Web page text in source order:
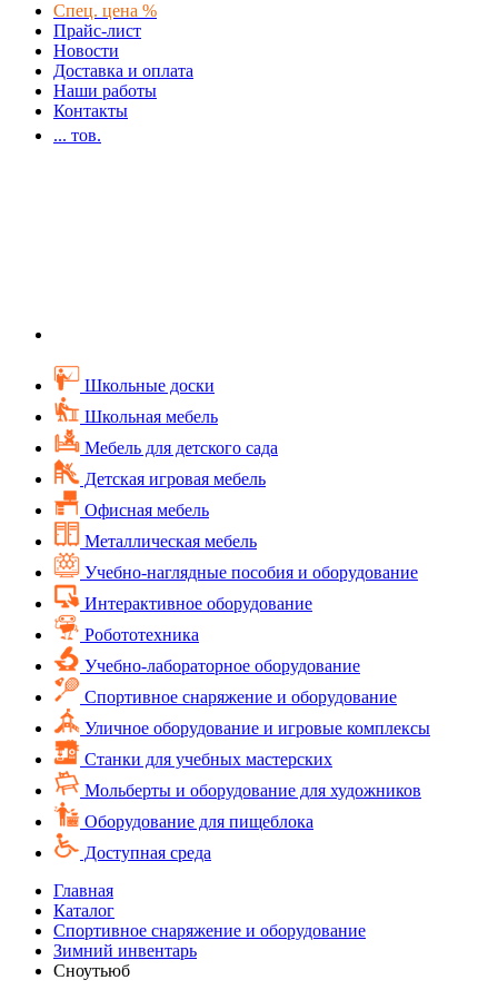
Спец. цена %
Прайс-лист
Новости
Доставка и оплата
Наши работы
Контакты
... тов.
Школьные доски
Школьная мебель
Мебель для детского сада
Детская игровая мебель
Офисная мебель
Металлическая мебель
Учебно-наглядные пособия и оборудование
Интерактивное оборудование
Робототехника
Учебно-лабораторное оборудование
Спортивное снаряжение и оборудование
Уличное оборудование и игровые комплексы
Cтанки для учебных мастерских
Мольберты и оборудование для художников
Оборудование для пищеблока
Доступная среда
Главная
Каталог
Спортивное снаряжение и оборудование
Зимний инвентарь
Сноутьюб